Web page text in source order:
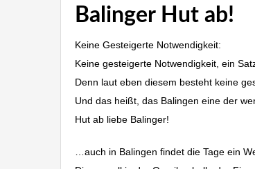
Balinger Hut ab!
Keine Gesteigerte Notwendigkeit:
Keine gesteigerte Notwendigkeit, ein
Denn laut eben diesem besteht keine
Und das heißt, das Balingen eine der
Hut ab liebe Balinger!
…auch in Balingen findet die Tage ein